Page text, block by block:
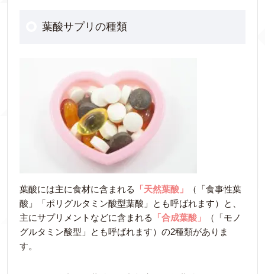
葉酸サプリの種類
葉酸には主に⾷材に含まれる 「天然葉酸」
（「食事性葉
酸」「ポリグルタミン酸型葉酸」とも呼ばれます）と、
主にサプリメントなどに含まれる
「合成葉酸」
（「モノ
グルタミン酸型」とも呼ばれます）の2種類がありま
す。